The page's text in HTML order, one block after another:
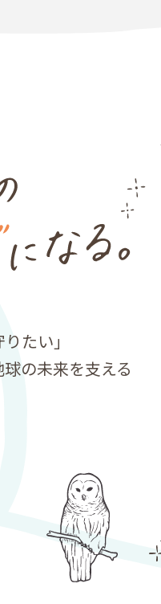
たい」
の未来を支える